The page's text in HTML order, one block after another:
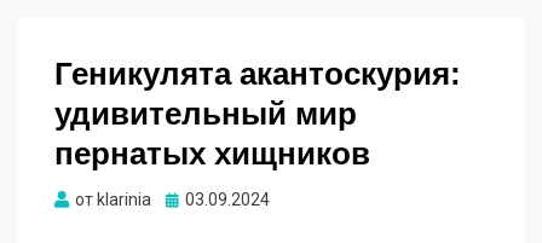
Геникулята акантоскурия:
удивительный мир
пернатых хищников
от klarinia Опубликовано
03.09.2024